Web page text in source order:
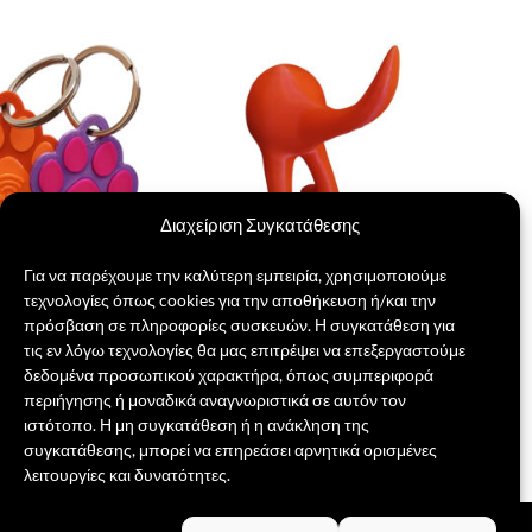
Διαχείριση Συγκατάθεσης
Για να παρέχουμε την καλύτερη εμπειρία, χρησιμοποιούμε
τεχνολογίες όπως cookies για την αποθήκευση ή/και την
πρόσβαση σε πληροφορίες συσκευών. Η συγκατάθεση για
τις εν λόγω τεχνολογίες θα μας επιτρέψει να επεξεργαστούμε
δεδομένα προσωπικού χαρακτήρα, όπως συμπεριφορά
περιήγησης ή μοναδικά αναγνωριστικά σε αυτόν τον
ιστότοπο. Η μη συγκατάθεση ή η ανάκληση της
συγκατάθεσης, μπορεί να επηρεάσει αρνητικά ορισμένες
λειτουργίες και δυνατότητες.
Πρόσθήκη
στην λίστα
επιθυμιών
Ταμπέλα για
€.
€Η
τρέχουσα
τιμή
είναι:
13,00 €.
Πρόσθήκη
στην λίστα
επιθυμιών
Κρεμάστρα Ουρά Σκύλου
5,00
ΕΠΙΛΟΓΉ
Αυτό
προϊόν
πολλαπλές